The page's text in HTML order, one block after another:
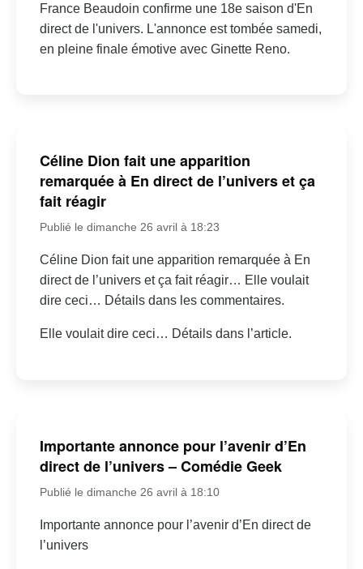
France Beaudoin confirme une 18e saison d'En
direct de l'univers. L'annonce est tombée samedi,
en pleine finale émotive avec Ginette Reno.
Céline Dion fait une apparition
remarquée à En direct de l’univers et ça
fait réagir
Publié le dimanche 26 avril à 18:23
Céline Dion fait une apparition remarquée à En
direct de l’univers et ça fait réagir… Elle voulait
dire ceci… Détails dans les commentaires.
Elle voulait dire ceci… Détails dans l’article.
Importante annonce pour l’avenir d’En
direct de l’univers – Comédie Geek
Publié le dimanche 26 avril à 18:10
Importante annonce pour l’avenir d’En direct de
l’univers